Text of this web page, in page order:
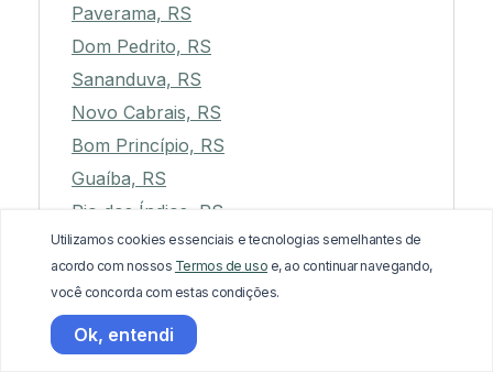
Paverama, RS
Dom Pedrito, RS
Sananduva, RS
Novo Cabrais, RS
Bom Princípio, RS
Guaíba, RS
Rio dos Índios, RS
Três de Maio, RS
Paim Filho, RS
Santa Rosa, RS
Rio Pardo, RS
Utilizamos cookies essenciais e tecnologias semelhantes de
acordo com nossos Termos de uso e, ao continuar navegando,
você concorda com estas condições.
Ok, entendi